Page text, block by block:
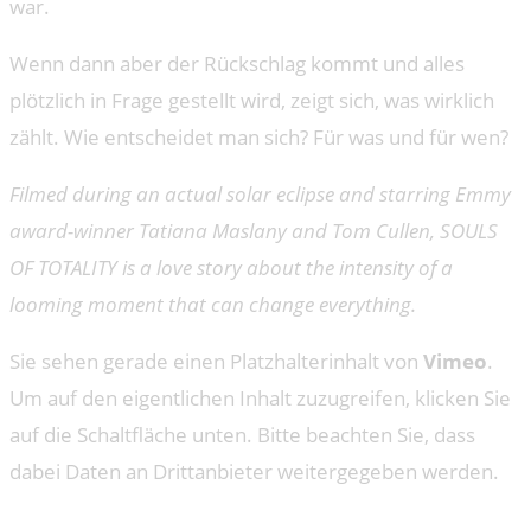
war.
Wenn dann aber der Rückschlag kommt und alles
plötzlich in Frage gestellt wird, zeigt sich, was wirklich
zählt. Wie entscheidet man sich? Für was und für wen?
Filmed during an actual solar eclipse and starring Emmy
award-winner Tatiana Maslany and Tom Cullen, SOULS
OF TOTALITY is a love story about the intensity of a
looming moment that can change everything.
Sie sehen gerade einen Platzhalterinhalt von Vimeo.
Um auf den eigentlichen Inhalt zuzugreifen, klicken Sie
auf die Schaltfläche unten. Bitte beachten Sie, dass
dabei Daten an Drittanbieter weitergegeben werden.